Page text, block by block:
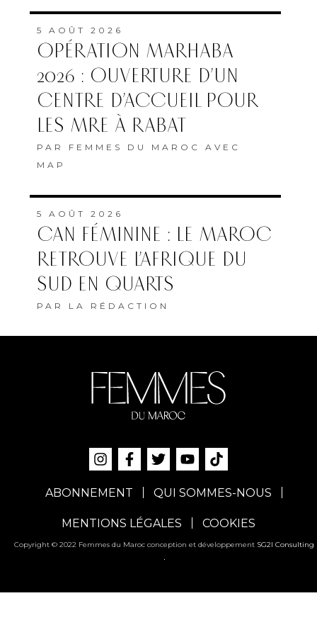
5 AOÛT 2026
OPÉRATION MARHABA
2026 : OUVERTURE D’UN
CENTRE D’ACCUEIL POUR
LES MRE À RABAT
PAR FEMMES DU MAROC AVEC
MAP
5 AOÛT 2026
CAN FÉMININE : LE MAROC
RETROUVE L’AFRIQUE DU
SUD EN QUARTS
PAR LA RÉDACTION
ABONNEMENT QUI SOMMES-NOUS
MENTIONS LÉGALES COOKIES
Copyright © 2022 Femmes du Maroc conception et développement SG2I Consulting